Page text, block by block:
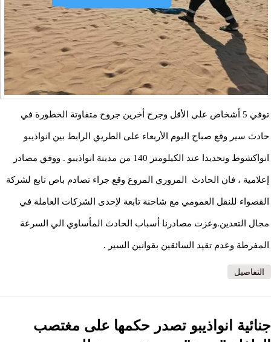
توفي 5 أشخاص على الأقل وجرح أخرين جروح متفاوتة الخطورة في
حادث سير وقع صباح اليوم الأربعاء على الطريق الرابط بين انواذيبو
انواكشوط وتحديدا عند الكيلومتر 140 من مدينة انواذيبو . ووفق مصادر
إعلامية ، فان الحادث المروري المروع وقع جراء تصادم باص تابع لشركة
القصواء للنقل العمومي مع شاحنة تابعة لإحدى الشركات العاملة في
مجال التعدين.وعزت مصادرنا أسباب الحادث المأساوي الي السرعة
المفرطة وعدم تقيد السائقين بقوانين السير .
التفاصيل
جنائية انواذيبو تصدر حكمها على مغتصب